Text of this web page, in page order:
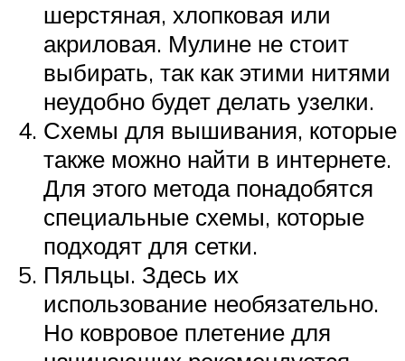
шерстяная, хлопковая или
акриловая. Мулине не стоит
выбирать, так как этими нитями
неудобно будет делать узелки.
Схемы для вышивания, которые
также можно найти в интернете.
Для этого метода понадобятся
специальные схемы, которые
подходят для сетки.
Пяльцы. Здесь их
использование необязательно.
Но ковровое плетение для